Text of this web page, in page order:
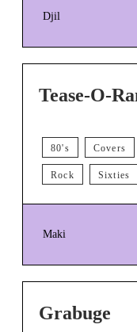
Djil
Tease-O-
80's Covers
Rock Sixties
Maki
Grabuge